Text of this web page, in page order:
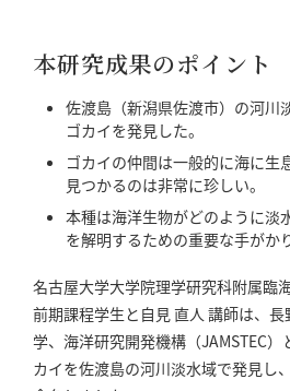
本研究成果のポイント
佐渡島（新潟県佐渡市）の河川
ゴカイを発見した。
ゴカイの仲間は一般的に海に生
見つかるのは非常に珍しい。
本種は海洋生物がどのように淡
を解明するための重要な手がか
名古屋大学大学院理学研究科附属臨
前期課程学生と自見 直人 講師は、
学、海洋研究開発機構（JAMSTEC
カイを佐渡島の河川淡水域で発見し